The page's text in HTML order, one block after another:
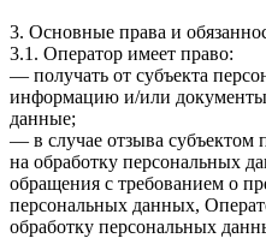
3. Основные права и
3.1. Оператор имеет право:
— получать от субъекта
информацию и/или
данные;
— в случае отзыва субъектом
на обработку персональных
обращения с требованием о
персональных данных,
обработку персональных